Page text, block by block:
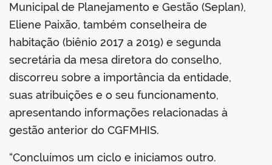
Municipal de Planejamento e Gestão (Seplan),
Eliene Paixão, também conselheira de
habitação (biênio 2017 a 2019) e segunda
secretária da mesa diretora do conselho,
discorreu sobre a importância da entidade,
suas atribuições e o seu funcionamento,
apresentando informações relacionadas à
gestão anterior do CGFMHIS.
“Concluímos um ciclo e iniciamos outro.